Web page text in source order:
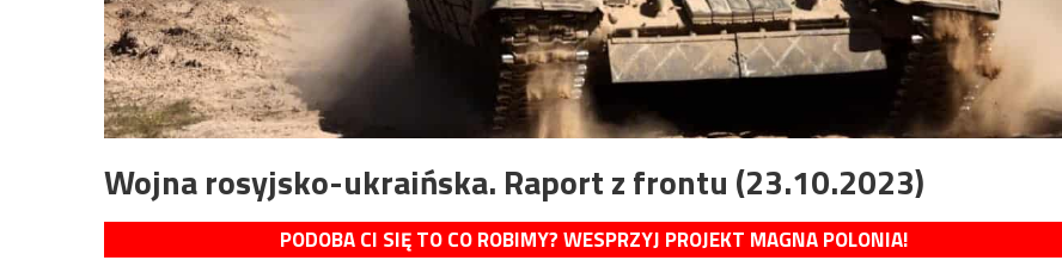
Wojna rosyjsko-ukraińska. Raport z frontu (23.10.2023)
PODOBA CI SIĘ TO CO ROBIMY? WESPRZYJ PROJEKT MAGNA POLONIA!